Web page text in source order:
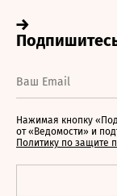
Нажимая кнопку
от «Ведомости» и
Политику по защите